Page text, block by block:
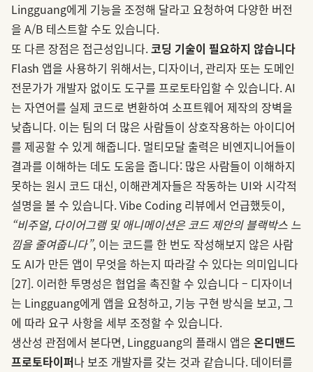
Lingguang에게 기능을 조정해 달라고 요청하여 다양한 버전
을 A/B 테스트할 수도 있습니다.
또 다른 장점은 접근성입니다.코딩 기술이 필요하지 않습니다
Flash 앱을 사용하기 위해서는, 디자이너, 관리자 또는 도메인
전문가가 개발자 없이도 도구를 프로토타입할 수 있습니다. AI
는 자연어를 실제 코드로 변환하여 소프트웨어 제작의 장벽을
낮춥니다. 이는 팀의 더 많은 사람들이 상호작용하는 아이디어
를 제공할 수 있게 해줍니다. 멀티모달 출력은 비엔지니어들이
결과를 이해하는 데도 도움을 줍니다: 많은 사람들이 이해하지
못하는 원시 코드 대신, 이해관계자들은 작동하는 UI와 시각적
설명을 볼 수 있습니다. Vibe Coding 리뷰에서 언급했듯이,
“비주얼, 다이어그램 및 애니메이션은 코드 제안의 블랙박스 느
낌을 줄여줍니다”, 이는 코드를 한 번도 작성해보지 않은 사람
도 AI가 만든 앱이 무엇을 하는지 따라갈 수 있다는 의미입니다
[27]. 이러한 투명성은 협업을 촉진할 수 있습니다 – 디자이너
는 Lingguang에게 앱을 요청하고, 기능 구현 방식을 보고, 그
에 따라 요구 사항을 세부 조정할 수 있습니다.
생산성 관점에서 본다면, Lingguang의 플래시 앱은 온디맨드
프로토타이퍼나 보조 개발자를 갖는 것과 같습니다. 데이터를